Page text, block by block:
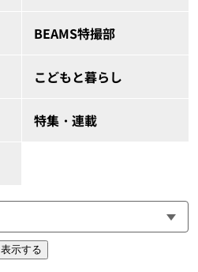
BEAMS特撮部
こどもと暮らし
特集・連載
表示する